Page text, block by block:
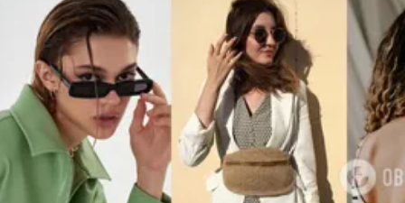
Społeczeństwo
Wojna na Ukrainie
Świat